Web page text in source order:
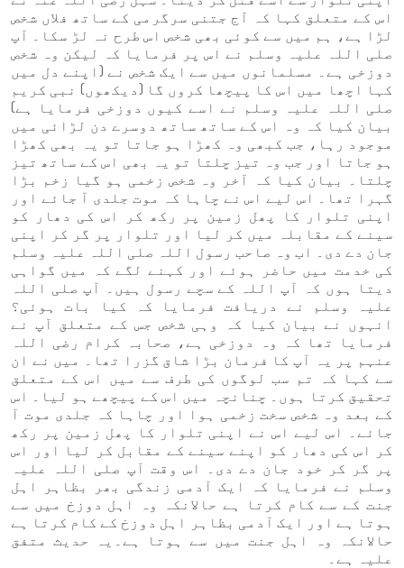
اس کے متعلق کہا کہ آج جتنی سرگرمی کے ساتھ فلاں شخص
لڑا ہے، ہم میں سے کوئی بھی شخص اس طرح نہ لڑ سکا۔ آپ
صلی اللہ علیہ وسلم نے اس پر فرمایا کہ لیکن وہ شخص
دوزخی ہے۔ مسلمانوں میں سے ایک شخص نے (اپنے دل میں
کہا اچھا میں اس کا پیچھا کروں گا (دیکھوں) نبی کریم
صلی اللہ علیہ وسلم نے اسے کیوں دوزخی فرمایا ہے)
بیان کیا کہ وہ اس کے ساتھ ساتھ دوسرے دن لڑائی میں
موجود رہا، جب کبھی وہ کھڑا ہو جاتا تو یہ بھی کھڑا
ہو جاتا اور جب وہ تیز چلتا تو یہ بھی اس کے ساتھ تیز
چلتا۔ بیان کیا کہ آخر وہ شخص زخمی ہو گیا زخم بڑا
گہرا تھا۔ اس لیے اس نے چاہا کہ موت جلدی آ جائے اور
اپنی تلوار کا پھل زمین پر رکھ کر اس کی دھار کو
سینے کے مقابلہ میں کر لیا اور تلوار پر گر کر اپنی
جان دے دی۔ اب وہ صاحب رسول اللہ صلی اللہ علیہ وسلم
کی خدمت میں حاضر ہوئے اور کہنے لگے کہ میں گواہی
دیتا ہوں کہ آپ اللہ کے سچے رسول ہیں۔ آپ صلی اللہ
علیہ وسلم نے دریافت فرمایا کہ کیا بات ہوئی؟
انہوں نے بیان کیا کہ وہی شخص جس کے متعلق آپ نے
فرمایا تھا کہ وہ دوزخی ہے، صحابہ کرام رضی اللہ
عنہم پر یہ آپ کا فرمان بڑا شاق گزرا تھا۔ میں نے ان
سے کہا کہ تم سب لوگوں کی طرف سے میں اس کے متعلق
تحقیق کرتا ہوں۔ چنانچہ میں اس کے پیچھے ہو لیا۔ اس
کے بعد وہ شخص سخت زخمی ہوا اور چاہا کہ جلدی موت آ
جائے۔ اس لیے اس نے اپنی تلوار کا پھل زمین پر رکھ
کر اس کی دھار کو اپنے سینے کے مقابل کر لیا اور اس
پر گر کر خود جان دے دی۔ اس وقت آپ صلی اللہ علیہ
وسلم نے فرمایا کہ ایک آدمی زندگی بھر بظاہر اہل
جنت کے سے کام کرتا ہے حالانکہ وہ اہل دوزخ میں سے
ہوتا ہے اور ایک آدمی بظاہر اہل دوزخ کے کام کرتا ہے
حالانکہ وہ اہل جنت میں سے ہوتا ہے۔یہ حدیث متفق
علیہ ہے۔